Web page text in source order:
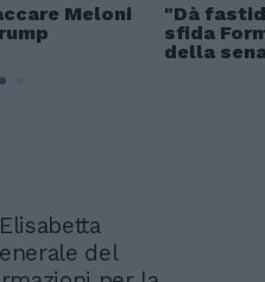
Meloni
"Dà
sfida
della
del